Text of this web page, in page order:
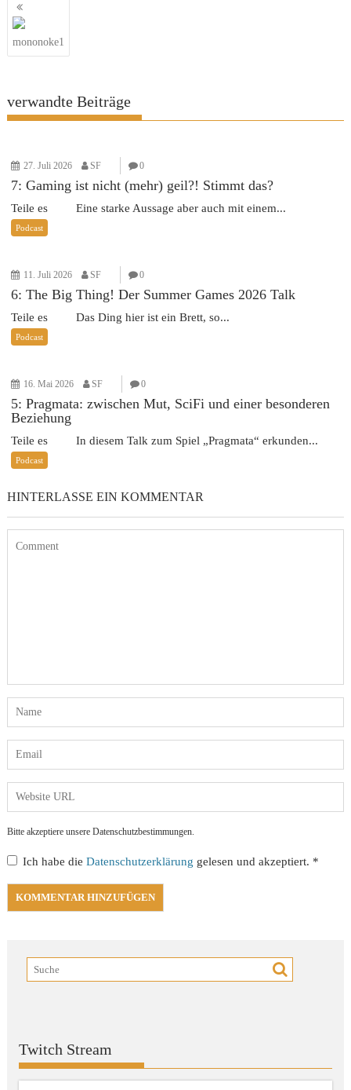
mononoke1
verwandte Beiträge
27. Juli 2026 SF 0
7: Gaming ist nicht (mehr) geil?! Stimmt das?
Teile es Eine starke Aussage aber auch mit einem...
Podcast
11. Juli 2026 SF 0
6: The Big Thing! Der Summer Games 2026 Talk
Teile es Das Ding hier ist ein Brett, so...
Podcast
16. Mai 2026 SF 0
5: Pragmata: zwischen Mut, SciFi und einer besonderen
Beziehung
Teile es In diesem Talk zum Spiel „Pragmata“ erkunden...
Podcast
HINTERLASSE EIN KOMMENTAR
Bitte akzeptiere unsere Datenschutzbestimmungen.
Ich habe dieDatenschutzerklärung gelesen und akzeptiert. *
Twitch Stream